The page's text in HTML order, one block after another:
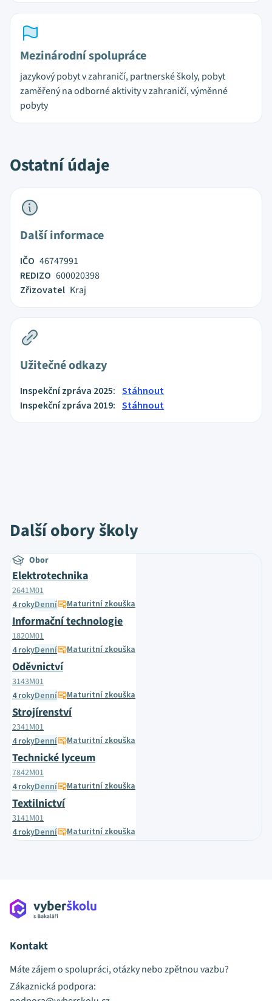
Mezinárodní spolupráce
jazykový pobyt v zahraničí, partnerské školy, pobyt
zaměřený na odborné aktivity v zahraničí, výměnné
pobyty
Ostatní údaje
Další informace
IČO 46747991
REDIZO 600020398
Zřizovatel Kraj
Užitečné odkazy
Inspekční zpráva 2025: Stáhnout
Inspekční zpráva 2019: Stáhnout
Další obory školy
Obor
Elektrotechnika
2641M01
4 rokyDenní Maturitní zkouška
Informační technologie
1820M01
4 rokyDenní Maturitní zkouška
Oděvnictví
3143M01
4 rokyDenní Maturitní zkouška
Strojírenství
2341M01
4 rokyDenní Maturitní zkouška
Technické lyceum
7842M01
4 rokyDenní Maturitní zkouška
Textilnictví
3141M01
4 rokyDenní Maturitní zkouška
Kontakt
Máte zájem o spolupráci, otázky nebo zpětnou vazbu?
Zákaznická podpora: